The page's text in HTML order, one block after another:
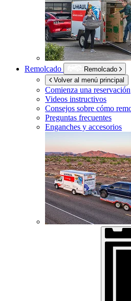
Remolcado
Remolcado
Volver al menú principal
Comienza una reservación
Videos instructivos
Consejos sobre cómo
Preguntas frecuentes
Enganches y accesorios